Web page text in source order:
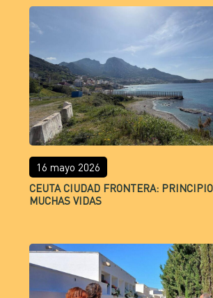
16 mayo 2026
CEUTA CIUDAD FRONTERA:
MUCHAS VIDAS